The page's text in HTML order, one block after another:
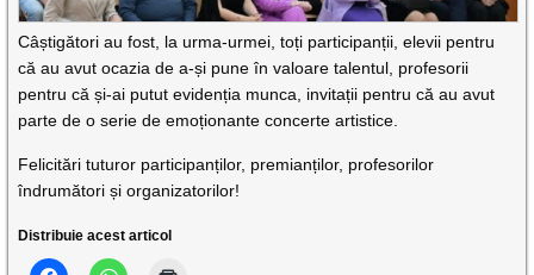
Câștigători au fost, la urma-urmei, toți participanții, elevii pentru
că au avut ocazia de a-și pune în valoare talentul, profesorii
pentru că și-ai putut evidenția munca, invitații pentru că au avut
parte de o serie de emoționante concerte artistice.
Felicitări tuturor participanților, premianților, profesorilor
îndrumători și organizatorilor!
Distribuie acest articol